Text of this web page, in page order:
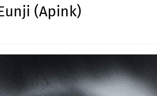
(Apink)